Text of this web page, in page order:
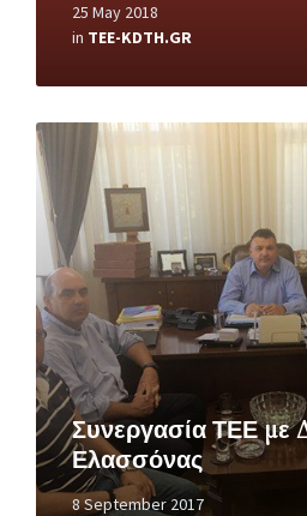
25 May 2018
in TEE-KDTH.GR
Συνεργασία ΤΕΕ με
Ελασσόνας
8 September 2017
Read
More